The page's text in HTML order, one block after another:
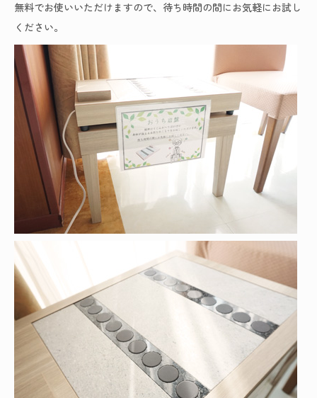
無料でお使いいただけますので、待ち時間の間にお気軽にお試し
ください。